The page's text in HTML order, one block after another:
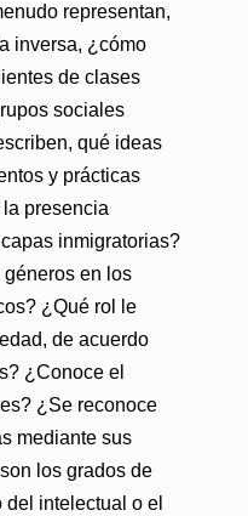
representan,
inversa, ¿cómo
de clases
sociales
qué ideas
y prácticas
presencia
inmigratorias?
en los
¿Qué rol le
de acuerdo
¿Conoce el
¿Se reconoce
mediante sus
los grados de
intelectual o el